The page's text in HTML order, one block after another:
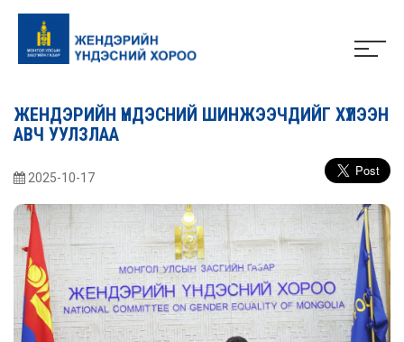
ЖЕНДЭРИЙН ҮНДЭСНИЙ ШИНЖЭЭЧДИЙГ ХҮЛЭЭН
АВЧ УУЛЗЛАА
2025-10-17